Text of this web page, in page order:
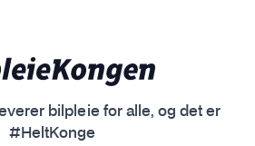
bilpleie for alle, og det er
#HeltKonge